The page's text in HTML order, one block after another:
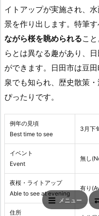
イトアップが実施され、
景を作り出します。特筆す
ながら桜を眺められるこ
らとは異なる趣があり、
ができます。日田市は豆
泉でも知られ、歴史散策
ぴったりです。
例年の見頃
Best time to see
3月下
イベント
Event
無し
夜桜・ライトアップ
Able to see at evening
有り
住所
メニュー